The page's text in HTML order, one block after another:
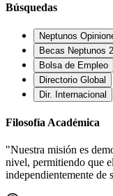
Búsquedas
Neptunos
Becas Neptunos
Bolsa de Empleo
Directorio Global
Dir. Internacional
Filosofía Académica
"Nuestra misión es
nivel, permitiendo que
independientemente de